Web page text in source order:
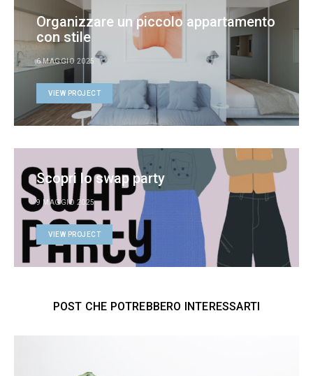
Organizzare un piccolo appartamento
con stile
6 MAGGIO 2025
VIEW PROJECT
Scopri lo swap party
9 MAGGIO 2025
VIEW PROJECT
POST CHE POTREBBERO INTERESSARTI